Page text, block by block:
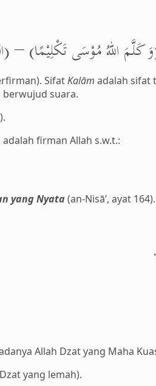
اللهُ مُوْسَى تَكْلِيْمًا) –
SifatKalām adalah sifat
suara.
firman Allah s.w.t.:
yang Nyata (an-Nisā’, ayat 164).
.
Allah Dzat yang Maha
yang lemah).